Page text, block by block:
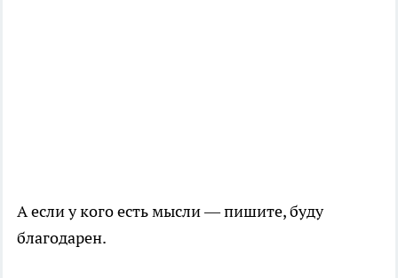
А если у кого есть мысли — пишите, буду
благодарен.